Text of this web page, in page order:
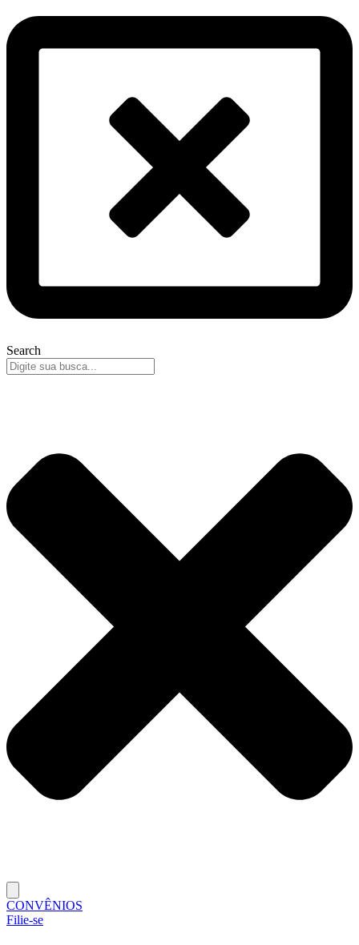
Search
CONVÊNIOS
Filie-se